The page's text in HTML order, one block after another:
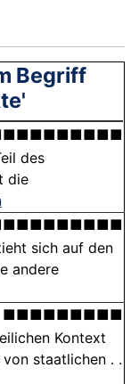
Begriff
des
die
sich auf den
andere
■■■■■■■■■
Kontext
staatlichen . .